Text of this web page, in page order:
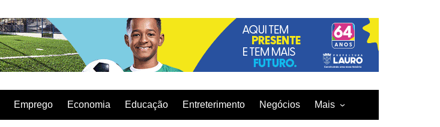
Emprego Economia Educação Entreterimento Negócios Mais